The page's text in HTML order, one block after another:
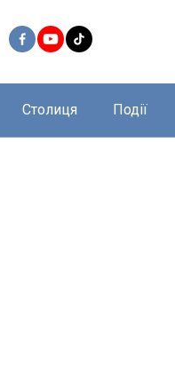
Столиця Події